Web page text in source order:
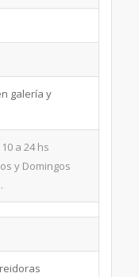
galería y
a 24 hs
y Domingos